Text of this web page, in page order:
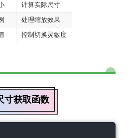
计算实际尺寸
处理缩放效果
控制切换灵敏度
寸获取函数